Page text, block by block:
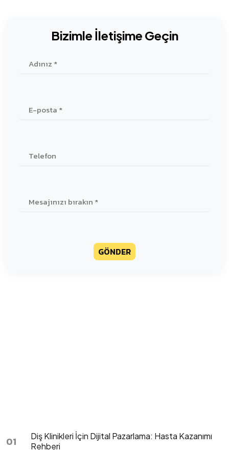
Bizimle İletişime Geçin
GÖNDER
01
Diş Klinikleri İçin Dijital Pazarlama: Hasta Kazanımı
Rehberi